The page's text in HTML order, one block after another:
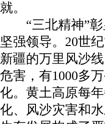
就。
“三北精神”彰
坚强领导。20世
新疆的万里风沙
危害，有1000多
化。黄土高原每
化、风沙灾害和